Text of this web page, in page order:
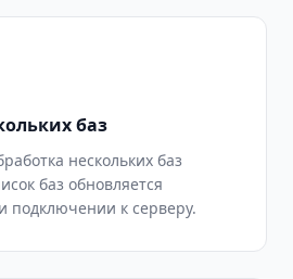
баз
нескольких баз
баз обновляется
подключении к серверу.